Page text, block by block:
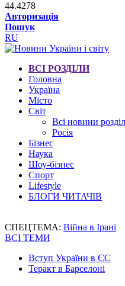
44.4278
Авторизація
Пошук
RU
ВСІ РОЗДІЛИ
Головна
Україна
Місто
Світ
Всі новини
Росія
Бізнес
Наука
Шоу-бізнес
Спорт
Lifestyle
БЛОГИ ЧИТАЧІВ
СПЕЦТЕМА: Війна в Ірані
ВСІ ТЕМИ
Вступ України в ЄС
Теракт в Барселоні